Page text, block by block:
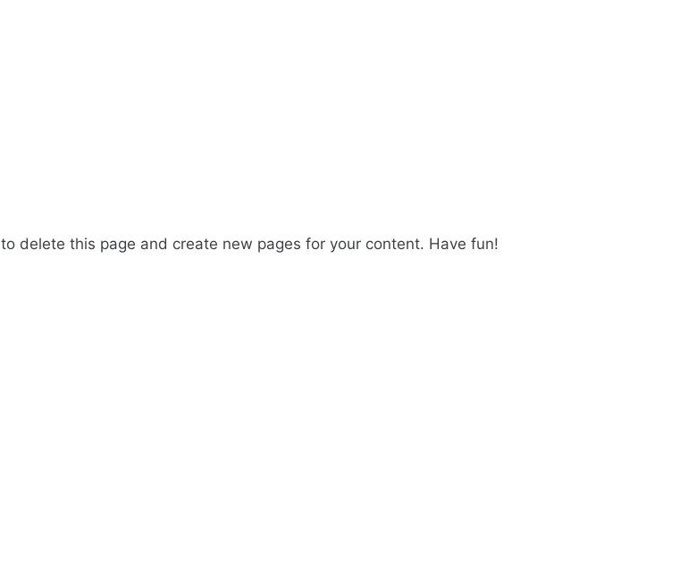
to delete this page and create new pages for your content. Have fun!